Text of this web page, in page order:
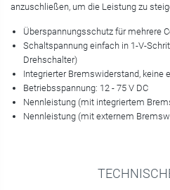
anzuschließen, um die Leistung zu
Überspannungsschutz für mehrere
Schaltspannung einfach in 1-V-
Drehschalter)
Integrierter Bremswiderstand, keine
Betriebsspannung: 12 - 75 V DC
Nennleistung (mit integriertem
Nennleistung (mit externem